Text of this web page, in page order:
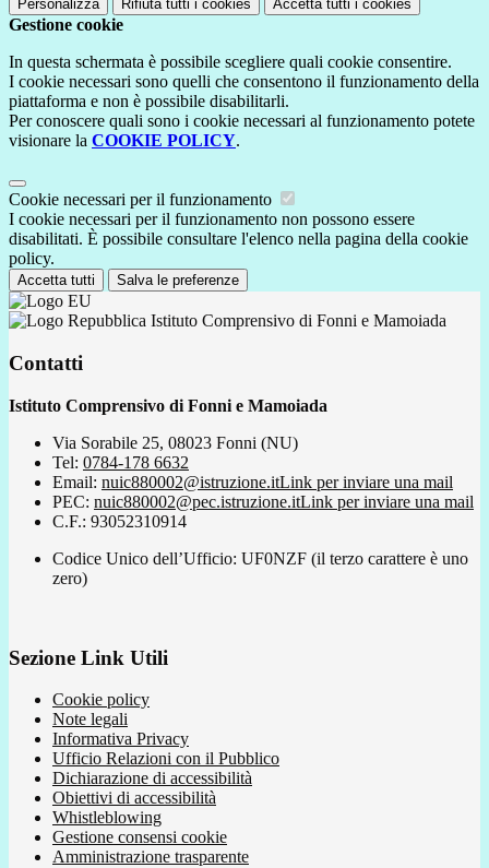
Personalizza Rifiuta tutti i cookies Accetta tutti i cookies
Gestione cookie
In questa schermata è possibile scegliere quali cookie consentire.
I cookie necessari sono quelli che consentono il funzionamento della
piattaforma e non è possibile disabilitarli.
Per conoscere quali sono i cookie necessari al funzionamento potete
visionare la COOKIE POLICY.
Cookie necessari per il funzionamento
I cookie necessari per il funzionamento non possono essere
disabilitati. È possibile consultare l'elenco nella pagina della cookie
policy.
Accetta tutti Salva le preferenze
Istituto Comprensivo di Fonni e Mamoiada
Contatti
Istituto Comprensivo di Fonni e Mamoiada
Via Sorabile 25, 08023 Fonni (NU)
Tel: 0784-178 6632
Email: nuic880002@istruzione.itLink per inviare una mail
PEC: nuic880002@pec.istruzione.itLink per inviare una mail
C.F.: 93052310914
Codice Unico dell’Ufficio: UF0NZF (il terzo carattere è uno
zero)
Sezione Link Utili
Cookie policy
Note legali
Informativa Privacy
Ufficio Relazioni con il Pubblico
Dichiarazione di accessibilità
Obiettivi di accessibilità
Whistleblowing
Gestione consensi cookie
Amministrazione trasparente